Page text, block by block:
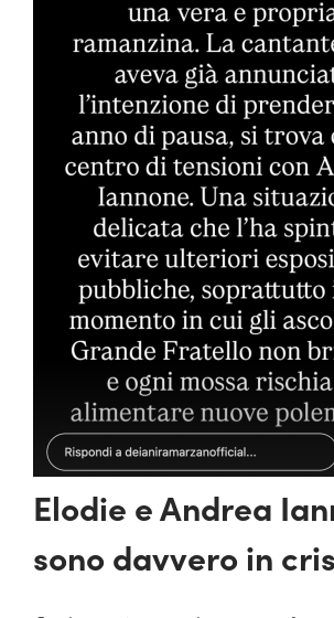
Elodie e Andrea
sono davvero in